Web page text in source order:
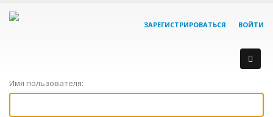
ЗАРЕГИСТРИРОВАТЬСЯ ВОЙТИ
Имя пользователя: